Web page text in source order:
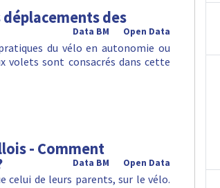
des
Open Data
Data BM
du vélo en autonomie ou
volets sont consacrés dans cette
- Comment
Open Data
Data BM
celui de leurs parents, sur le vélo.